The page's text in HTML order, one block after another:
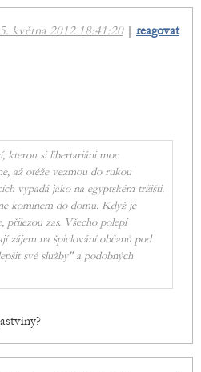
května 2012 18:41:20| reagovat
kterou si libertariáni moc
až otěže vezmou do rukou
vypadá jako na egyptském tržišti.
komínem do domu. Když je
přilezou zas. Všecho polepí
zájem na špiclování občanů pod
své služby" a podobných